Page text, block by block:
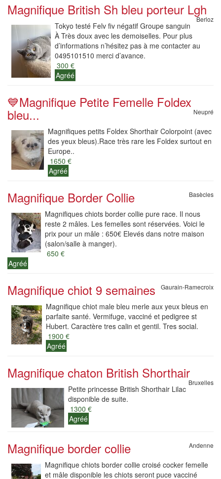
Magnifique British Sh bleu porteur Lgh
Berloz
Tokyo testé Felv fiv négatif Groupe sanguin
À Très doux avec les demoiselles. Pour plus
d’informations n’hésitez pas à me contacter au
0495101510 merci d’avance.
300 €
Agréé
💙Magnifique Petite Femelle Foldex
bleu... Neupré
Magnifiques petits Foldex Shorthair Colorpoint (avec
des yeux bleus).Race très rare les Foldex surtout en
Europe..
1650 €
Agréé
Magnifique Border Collie Basècles
Magnifiques chiots border collie pure race. Il nous
reste 2 mâles. Les femelles sont réservées. Voici le
prix pour un mâle : 650€ Elevés dans notre maison
(salon/salle à manger).
650 €
Agréé
Magnifique chiot 9 semaines Gaurain-Ramecroix
Magnifique chiot male bleu merle aux yeux bleus en
parfaite santé. Vermifuge, vacciné et pedigree st
Hubert. Caractère tres calin et gentil. Tres social.
1900 €
Agréé
Magnifique chaton British Shorthair
Bruxelles
Petite princesse British Shorthair Lilac
disponible de suite.
1300 €
Agréé
Magnifique border collie Andenne
Magnifique chiots border collie croisé cocker femelle
et mâle disponible les chiots seront puce vacciné